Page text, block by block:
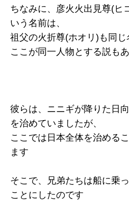
ちなみに、彦火火出見尊(ヒ
いう名前は、
祖父の火折尊(ホオリ)も同じ
ここが同一人物とする説も
彼らは、ニニギが降りた日
を治めていましたが、
ここでは日本全体を治める
ます
そこで、兄弟たちは船に乗
ことにしたのです